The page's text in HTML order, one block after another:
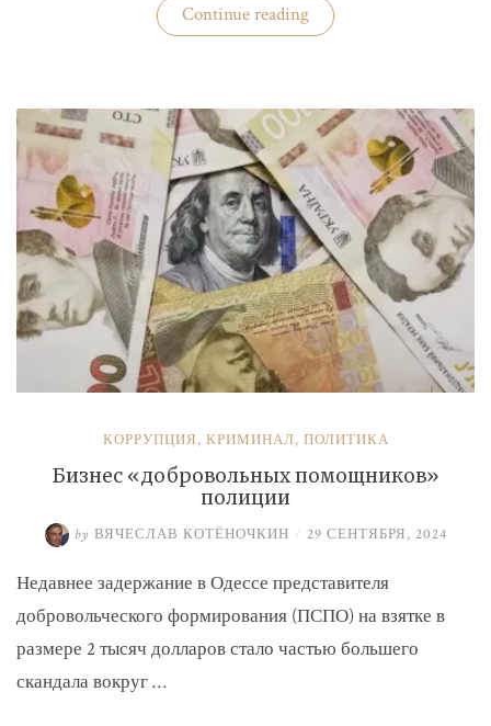
Continue reading«Глава
ГУР
пост»
КОРРУПЦИЯ, КРИМИНАЛ, ПОЛИТИКА
Бизнес «добровольных помощников»
полиции
by ВЯЧЕСЛАВ КОТЁНОЧКИН / 29 СЕНТЯБРЯ, 2024
Недавнее задержание в Одессе представителя
добровольческого формирования (ПСПО) на взятке в
размере 2 тысяч долларов стало частью большего
скандала вокруг …